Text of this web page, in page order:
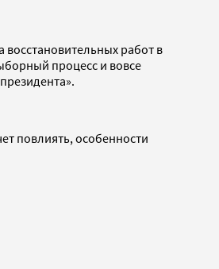
восстановительных работ в
процесс и вовсе
повлиять, особенности